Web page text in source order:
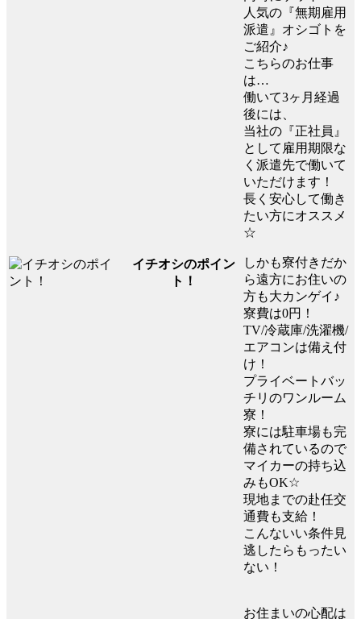
イチオシのポイン
ト！
人気の『無期雇用
派遣』オシゴトを
ご紹介♪
こちらのお仕事
は…
働いて3ヶ月経過
後には、
当社の『正社員』
として雇用期限な
く派遣先で働いて
いただけます！
長く安心して働き
たい方にオススメ
☆
しかも寮付きだか
ら遠方にお住いの
方も大カンゲイ♪
寮費は0円！
TV/冷蔵庫/洗濯機/
エアコンは備え付
け！
プライベートバッ
チリのワンルーム
寮！
寮には駐車場も完
備されているので
マイカーの持ち込
みもOK☆
現地までの赴任交
通費も支給！
こんないい条件見
逃したらもったい
ない！
お住まいの心配は